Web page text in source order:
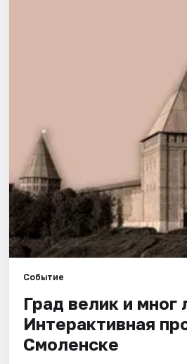
Событие
Град велик и мног
Интерактивная
Смоленске